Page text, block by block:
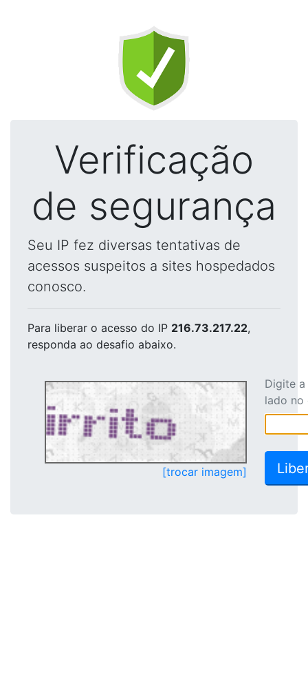
Verificação
de segurança
Seu IP fez diversas tentativas de
acessos suspeitos a sites hospedados
conosco.
Para liberar o acesso do IP 216.73.217.22,
responda ao desafio abaixo.
[trocar imagem]
Digite
lado no